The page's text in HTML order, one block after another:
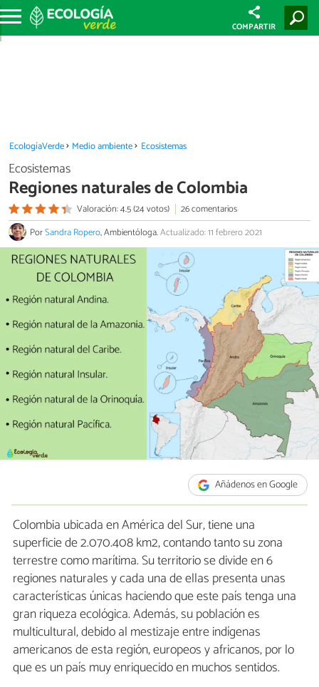
COMPARTIR
EcologíaVerde Medio ambiente Ecosistemas
Ecosistemas
Regiones naturales de Colombia
Valoración: 4.5 (24 votos)
26 comentarios
PorSandra Ropero, Ambientóloga.Actualizado: 11 febrero 2021
Añádenos en Google
Colombia ubicada en América del Sur, tiene una
superficie de 2.070.408 km2, contando tanto su zona
terrestre como marítima. Su territorio se divide en 6
regiones naturales y cada una de ellas presenta unas
características únicas haciendo que este país tenga una
gran riqueza ecológica. Además, su población es
multicultural, debido al mestizaje entre indígenas
americanos de esta región, europeos y africanos, por lo
que es un país muy enriquecido en muchos sentidos.